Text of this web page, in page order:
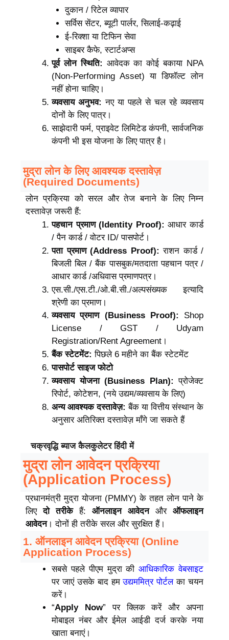
दुकान / रिटेल व्यापार
सर्विस सेंटर, ब्यूटी पार्लर, सिलाई-कढ़ाई
ई-रिक्शा या टिफिन सेवा
साइबर कैफे, स्टार्टअप्स
पूर्व लोन स्थिति: आवेदक का कोई बकाया NPA
(Non-Performing Asset) या डिफॉल्ट लोन
नहीं होना चाहिए।
व्यवसाय अनुभव: नए या पहले से चल रहे व्यवसाय
दोनों के लिए पात्र।
साझेदारी फर्म,प्राइवेट लिमिटेड कंपनी,सार्वजनिक
कंपनी भी इस योजना के लिए पात्र है।
मुद्रा लोन के लिए आवश्यक दस्तावेज़
(Required Documents)
लोन प्रक्रिया को सरल और तेज बनाने के लिए निम्न
दस्तावेज़ जरूरी हैं:
पहचान प्रमाण (Identity Proof): आधार कार्ड
/ पैन कार्ड / वोटर ID/ पासपोर्ट ।
पता प्रमाण (Address Proof): राशन कार्ड /
बिजली बिल / बैंक पासबुक/मतदाता पहचान पत्र /
आधार कार्ड /अधिवास प्रमाणपत्र।
एस.सी./एस.टी./ओ.बी.सी./अल्पसंख्यक इत्यादि
श्रेणी का प्रमाण।
व्यवसाय प्रमाण (Business Proof): Shop
License / GST / Udyam
Registration/Rent Agreement।
बैंक स्टेटमेंट: पिछले 6 महीने का बैंक स्टेटमेंट
पासपोर्ट साइज फोटो
व्यवसाय योजना (Business Plan): प्रोजेक्ट
रिपोर्ट, कोटेशन, ‌(नये उद्यम/व्यवसाय के लिए)
अन्य आवश्यक दस्तावेज़: बैंक या वित्तीय संस्थान के
अनुसार अतिरिक्त दस्तावेज़ माँगे जा सकते हैं
चक्रवृद्धि ब्याज कैलकुलेटर हिंदी में
मुद्रा लोन आवेदन प्रक्रिया
(Application Process)
प्रधानमंत्री मुद्रा योजना (PMMY) के तहत लोन पाने के
लिएदो तरीकेहैं: ऑनलाइन आवेदनऔर ऑफलाइन
आवेदन। दोनों ही तरीके सरल और सुरक्षित हैं।
1. ऑनलाइन आवेदन प्रक्रिया (Online
Application Process)
सबसे पहलेपीएम मुद्रा कीआधिकारिक वेबसाइट
पर जाएं उसके बाद हमउद्यममित्र पोर्टलका चयन
करें।
“Apply Now” पर क्लिक करें और अपना
मोबाइल नंबर और ईमेल आईडी दर्ज करके नया
खाता बनाएं।